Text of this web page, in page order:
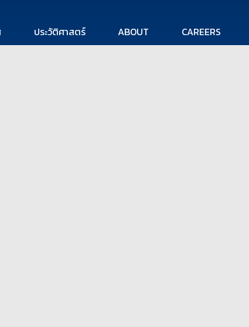
ประวัติศาสตร์ ABOUT CAREERS